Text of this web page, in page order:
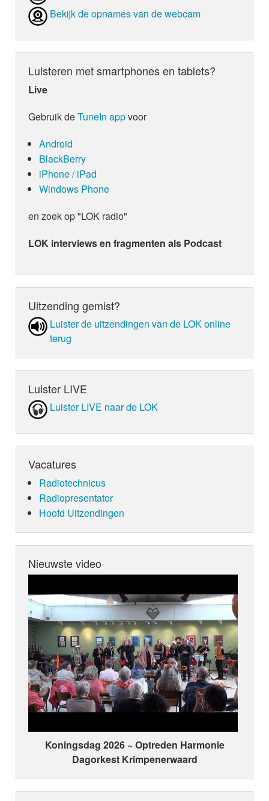
Bekijk de opnames van de webcam
Luisteren met smartphones en tablets?
Live
Gebruik deTuneIn appvoor
Android
BlackBerry
iPhone / iPad
Windows Phone
en zoek op "LOK radio"
LOK interviews en fragmenten als Podcast
Uitzending gemist?
Luister de uit­zen­din­gen van de LOK online
terug
Luister LIVE
Luister LIVE naar de LOK
Vacatures
Radiotechnicus
Radiopresentator
Hoofd Uitzendingen
Nieuwste video
Koningsdag 2026 ~ Optreden Harmonie
Dagorkest Krimpenerwaard